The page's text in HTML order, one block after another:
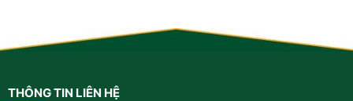
THÔNG TIN LIÊN HỆ